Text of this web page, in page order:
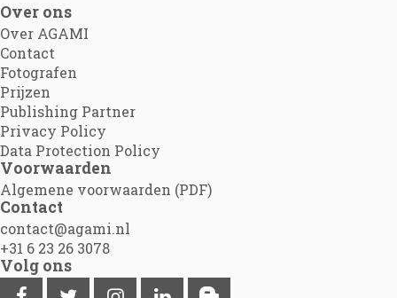
Over ons
Over AGAMI
Contact
Fotografen
Prijzen
Publishing Partner
Privacy Policy
Data Protection Policy
Voorwaarden
Algemene voorwaarden (PDF)
Contact
contact@agami.nl
+31 6 23 26 3078
Volg ons